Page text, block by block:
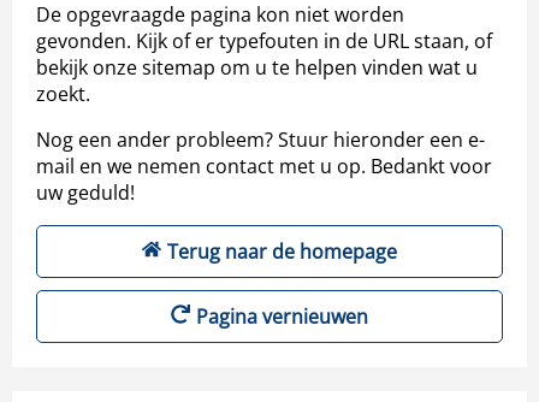
De opgevraagde pagina kon niet worden
gevonden. Kijk of er typefouten in de URL staan, of
bekijk onze sitemap om u te helpen vinden wat u
zoekt.
Nog een ander probleem? Stuur hieronder een e-
mail en we nemen contact met u op. Bedankt voor
uw geduld!
Terug naar de homepage
Pagina vernieuwen